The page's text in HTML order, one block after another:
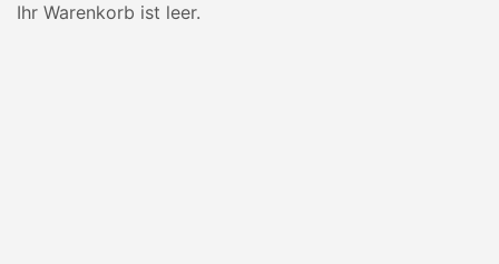
Ihr Warenkorb ist leer.